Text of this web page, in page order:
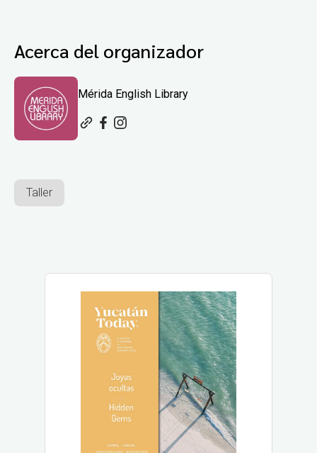
Acerca del organizador
Mérida English Library
Taller